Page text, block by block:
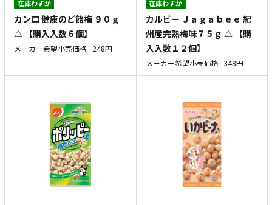
在庫わずか
カンロ 健康のど飴梅 ９０ｇ
△ 【購入入数６個】
メーカー希望小売価格 248円
在庫わずか
カルビー Ｊａｇａｂｅｅ 紀
州産完熟梅味７５ｇ △ 【購
入入数１２個】
メーカー希望小売価格 348円